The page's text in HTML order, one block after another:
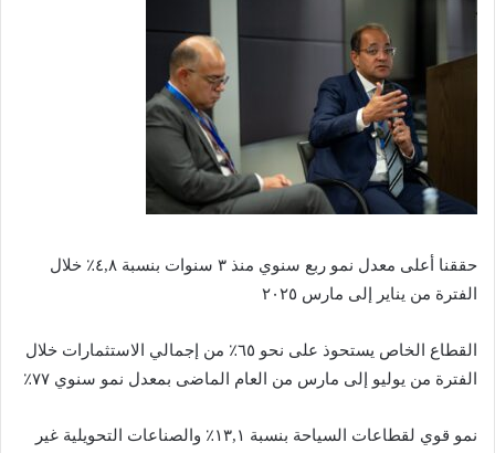
حققنا أعلى معدل نمو ربع سنوي منذ ٣ سنوات بنسبة ٤,٨٪ خلال
الفترة من يناير إلى مارس ٢٠٢٥
القطاع الخاص يستحوذ على نحو ٦٥٪ من إجمالي الاستثمارات خلال
الفترة من يوليو إلى مارس من العام الماضى بمعدل نمو سنوي ٧٧٪
نمو قوي لقطاعات السياحة بنسبة ١٣,١٪ والصناعات التحويلية غير